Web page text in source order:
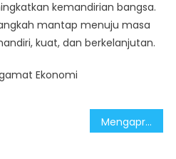
kemandirian bangsa.
mantap menuju masa
kuat, dan berkelanjutan.
Ekonomi
Mengapresiasi Pemerintah Perkuat Kedaulatan Energi Lewat Penghentian Impor BBM